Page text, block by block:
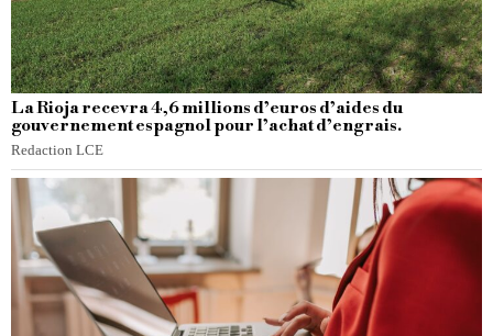
La Rioja recevra 4,6 millions d’euros d’aides du
gouvernement espagnol pour l’achat d’engrais.
Redaction LCE